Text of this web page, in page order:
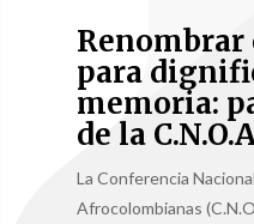
Renombrar
para
memoria:
de la
La Conferencia
Afrocolombianas